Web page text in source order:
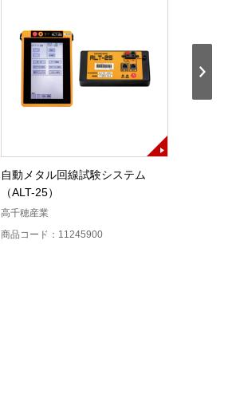
自動メタル回線試験システム
（ALT-25）
高千穂産業
商品コード：11245900